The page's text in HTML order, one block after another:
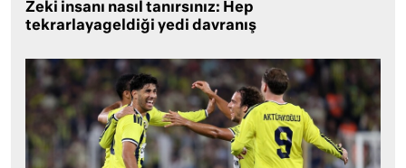
Zeki insanı nasıl tanırsınız: Hep
tekrarlayageldiği yedi davranış